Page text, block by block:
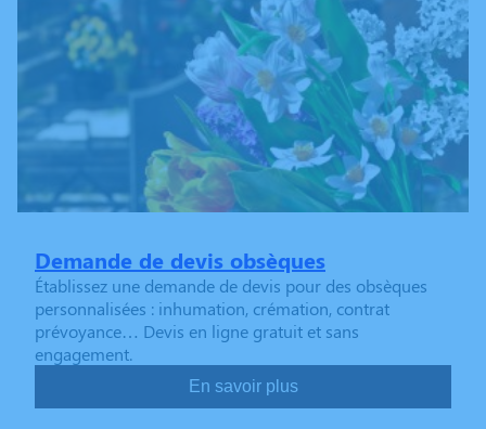
Demande de devis obsèques
Établissez une demande de devis pour des obsèques
personnalisées : inhumation, crémation, contrat
prévoyance… Devis en ligne gratuit et sans
engagement.
En savoir plus